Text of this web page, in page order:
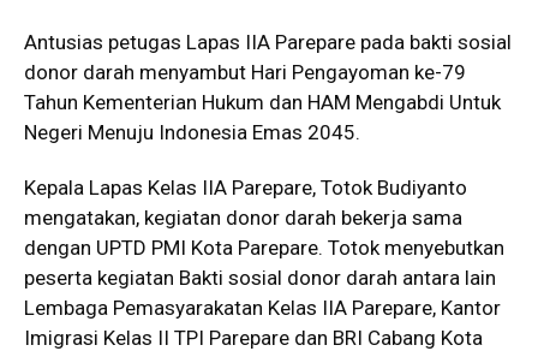
Antusias petugas Lapas IIA Parepare pada bakti sosial
donor darah menyambut Hari Pengayoman ke-79
Tahun Kementerian Hukum dan HAM Mengabdi Untuk
Negeri Menuju Indonesia Emas 2045.
Kepala Lapas Kelas IIA Parepare, Totok Budiyanto
mengatakan, kegiatan donor darah bekerja sama
dengan UPTD PMI Kota Parepare. Totok menyebutkan
peserta kegiatan Bakti sosial donor darah antara lain
Lembaga Pemasyarakatan Kelas IIA Parepare, Kantor
Imigrasi Kelas II TPI Parepare dan BRI Cabang Kota